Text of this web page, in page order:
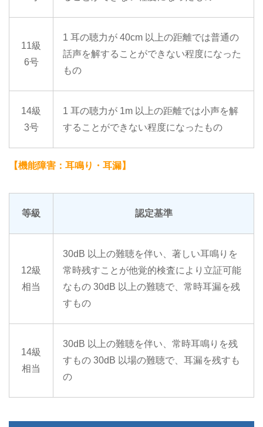
11級
6号
1 耳の聴力が 40cm 以上の距離では普通の
話声を解することができない程度になった
もの
14級
3号
1 耳の聴力が 1m 以上の距離では小声を解
することができない程度になったもの
【機能障害：耳鳴り・耳漏】
等級 認定基準
12級
相当
30dB 以上の難聴を伴い、著しい耳鳴りを
常時残すことが他覚的検査により立証可能
なもの 30dB 以上の難聴で、常時耳漏を残
すもの
14級
相当
30dB 以上の難聴を伴い、常時耳鳴りを残
すもの 30dB 以場の難聴で、耳漏を残すも
の